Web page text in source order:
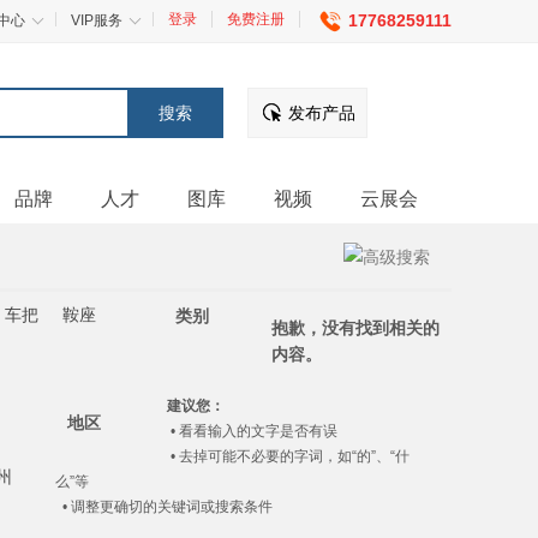
心 VIP服务 登录 免费注册 17768259111
发布产品
品牌 人才 图库 视频 云展会
车把 鞍座 类别
地区
抱歉，没有找到相关的
内容。
建议您：
• 看看输入的文字是否有误
• 去掉可能不必要的字词，如“的”、“什
么”等
• 调整更确切的关键词或搜索条件